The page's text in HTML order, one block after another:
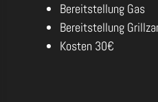
Bereitstellung Gas
Bereitstellung
Kosten 30€